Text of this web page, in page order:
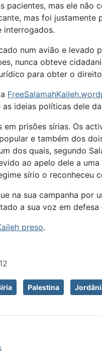
pacientes, mas ele não
mas foi justamente
interrogados.
num avião e levado
nunca obteve
para obter o
ideias políticas dele
em prisões sírias. Os
e também dos
dos quais, segundo
ao apelo dele a
sírio o reconheceu
na sua campanha por
a sua voz em
preso.
Palestina